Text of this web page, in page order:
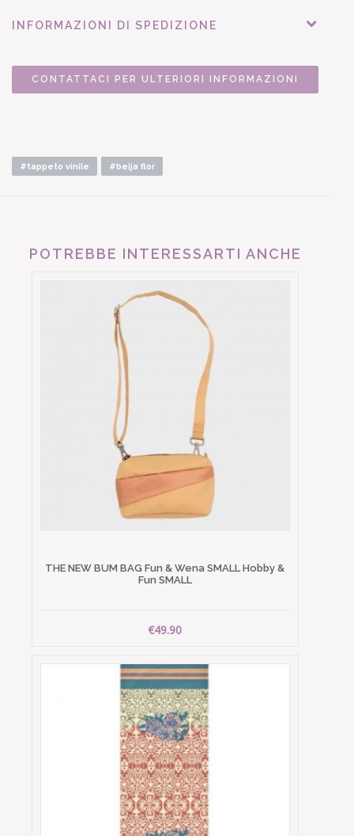
INFORMAZIONI DI SPEDIZIONE
CONTATTACI PER ULTERIORI INFORMAZIONI
#tappeto vinile #beija flor
POTREBBE INTERESSARTI ANCHE
THE NEW BUM BAG Fun & Wena SMALL Hobby &
Fun SMALL
€49.90